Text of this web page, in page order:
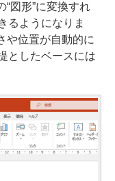
図形”に変換すれ
るようになりま
や位置が自動的に
としたベースには